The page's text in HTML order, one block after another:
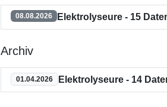
08.08.2026 Elektrolyseure - 15
Archiv
01.04.2026 Elektrolyseure - 14